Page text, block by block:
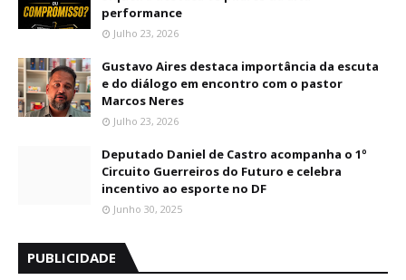
performance
Julho 23, 2026
Gustavo Aires destaca importância da escuta
e do diálogo em encontro com o pastor
Marcos Neres
Julho 23, 2026
Deputado Daniel de Castro acompanha o 1º
Circuito Guerreiros do Futuro e celebra
incentivo ao esporte no DF
Junho 30, 2025
PUBLICIDADE